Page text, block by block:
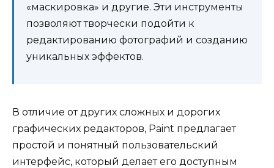
«маскировка» и другие. Эти инструменты
позволяют творчески подойти к
редактированию фотографий и созданию
уникальных эффектов.
В отличие от других сложных и дорогих
графических редакторов, Paint предлагает
простой и понятный пользовательский
интерфейс, который делает его доступным